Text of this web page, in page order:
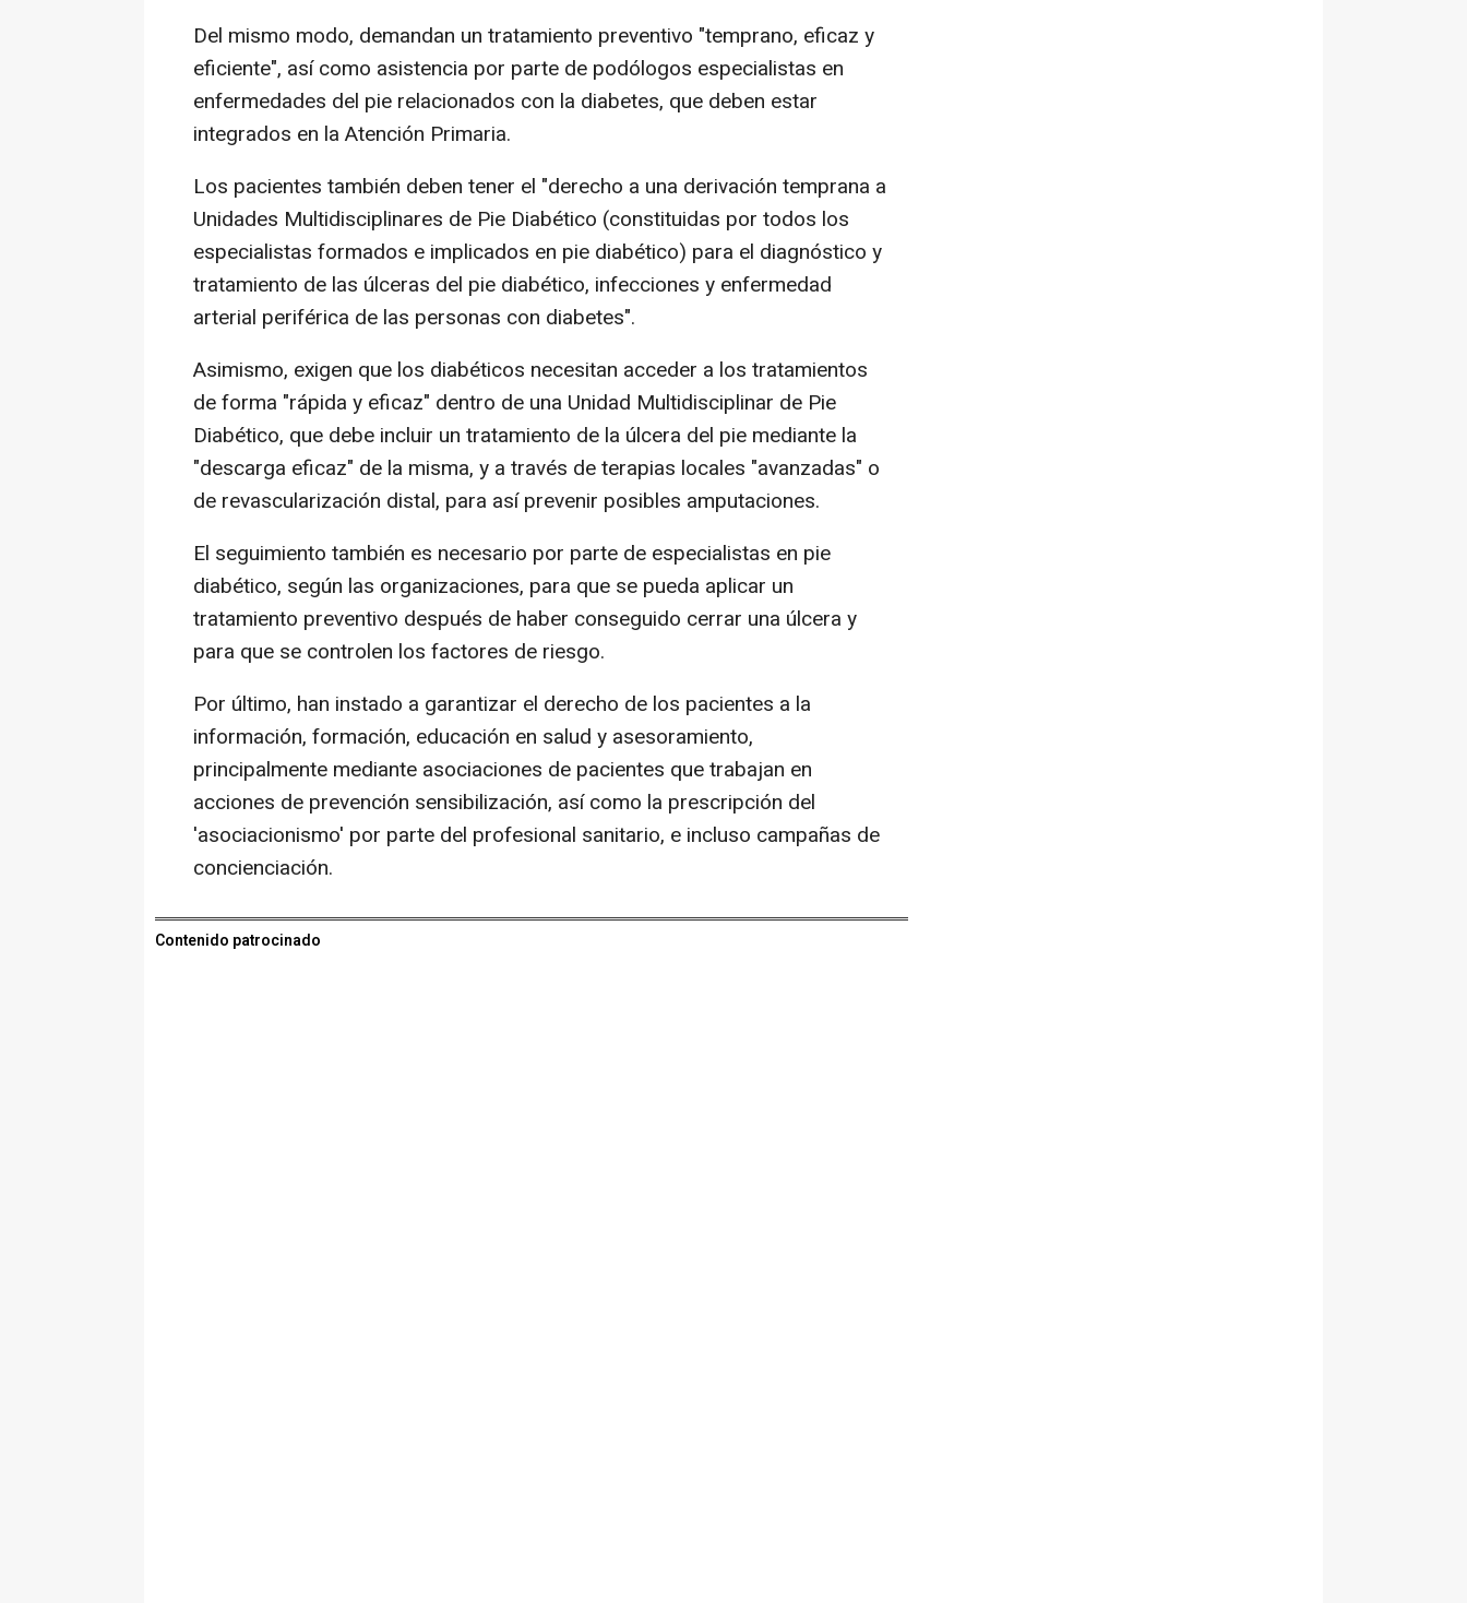
Del mismo modo, demandan un tratamiento preventivo "temprano, eficaz y
eficiente", así como asistencia por parte de podólogos especialistas en
enfermedades del pie relacionados con la diabetes, que deben estar
integrados en la Atención Primaria.
Los pacientes también deben tener el "derecho a una derivación temprana a
Unidades Multidisciplinares de Pie Diabético (constituidas por todos los
especialistas formados e implicados en pie diabético) para el diagnóstico y
tratamiento de las úlceras del pie diabético, infecciones y enfermedad
arterial periférica de las personas con diabetes".
Asimismo, exigen que los diabéticos necesitan acceder a los tratamientos
de forma "rápida y eficaz" dentro de una Unidad Multidisciplinar de Pie
Diabético, que debe incluir un tratamiento de la úlcera del pie mediante la
"descarga eficaz" de la misma, y a través de terapias locales "avanzadas" o
de revascularización distal, para así prevenir posibles amputaciones.
El seguimiento también es necesario por parte de especialistas en pie
diabético, según las organizaciones, para que se pueda aplicar un
tratamiento preventivo después de haber conseguido cerrar una úlcera y
para que se controlen los factores de riesgo.
Por último, han instado a garantizar el derecho de los pacientes a la
información, formación, educación en salud y asesoramiento,
principalmente mediante asociaciones de pacientes que trabajan en
acciones de prevención sensibilización, así como la prescripción del
'asociacionismo' por parte del profesional sanitario, e incluso campañas de
concienciación.
Contenido patrocinado